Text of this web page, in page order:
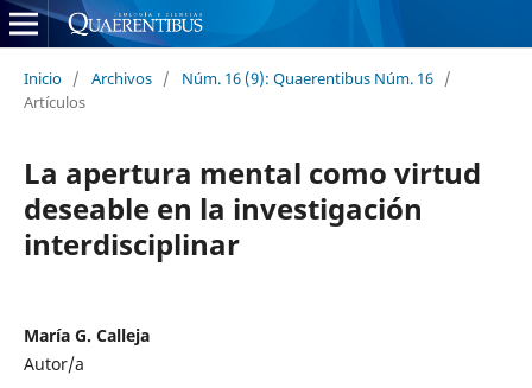
Inicio / Archivos / Núm. 16 (9): Quaerentibus Núm. 16 /
Artículos
La apertura mental como virtud
deseable en la investigación
interdisciplinar
María G. Calleja
Autor/a